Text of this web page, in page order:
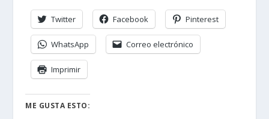
Twitter Facebook Pinterest
WhatsApp Correo electrónico
Imprimir
ME GUSTA ESTO: